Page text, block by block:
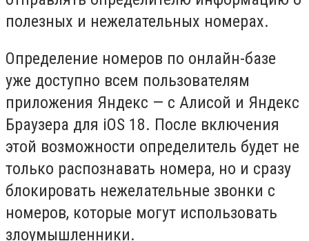
полезных и нежелательных номерах.
Определение номеров по онлайн-базе
уже доступно всем пользователям
приложения Яндекс — с Алисой и Яндекс
Браузера для iOS 18. После включения
этой возможности определитель будет не
только распознавать номера, но и сразу
блокировать нежелательные звонки с
номеров, которые могут использовать
злоумышленники.